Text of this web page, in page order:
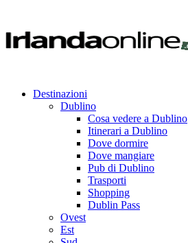
Destinazioni
Dublino
Cosa vedere a Dublino
Itinerari a Dublino
Dove dormire
Dove mangiare
Pub di Dublino
Trasporti
Shopping
Dublin Pass
Ovest
Est